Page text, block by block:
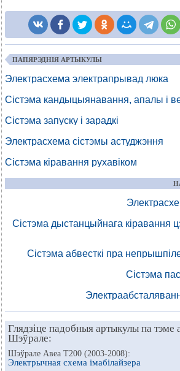
ПАПЯРЭДНІЯ АРТЫКУЛЫ
Электрасхема электрапрывад люка
Сістэма кандыцыянавання, апалы і
Сістэма запуску і зарадкі
Электрасхема сістэмы астуджэння
Сістэма кіравання рухавіком
Сістэма дыстанцыйнага кіравання
Сістэма абвесткі пра
Сістэма
Глядзіце падобныя артыкулы па тэме
Шэўрале:
Шэўрале Авеа Т200 (2003-2008):
Электрычная схема імабілайзера